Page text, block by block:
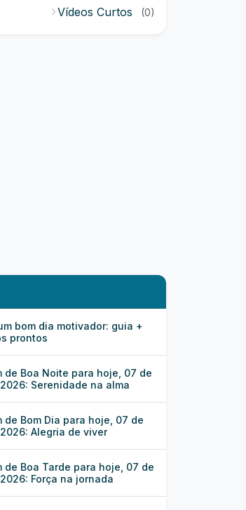
Vídeos Curtos (0)
bom dia motivador: guia +
prontos
de Boa Noite para hoje, 07 de
Serenidade na alma
de Bom Dia para hoje, 07 de
Alegria de viver
de Boa Tarde para hoje, 07 de
Força na jornada